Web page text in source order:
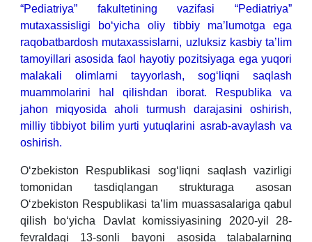
“Pediatriya” fakultetining vazifasi “Pediatriya”
mutaxassisligi boʻyicha oliy tibbiy maʼlumotga ega
raqobatbardosh mutaxassislarni, uzluksiz kasbiy taʼlim
tamoyillari asosida faol hayotiy pozitsiyaga ega yuqori
malakali olimlarni tayyorlash, sogʻliqni saqlash
muammolarini hal qilishdan iborat. Respublika va
jahon miqyosida aholi turmush darajasini oshirish,
milliy tibbiyot bilim yurti yutuqlarini asrab-avaylash va
oshirish.
O‘zbekiston Respublikasi sog‘liqni saqlash vazirligi
tomonidan tasdiqlangan strukturaga asosan
O‘zbekiston Respublikasi ta’lim muassasalariga qabul
qilish bo‘yicha Davlat komissiyasining 2020-yil 28-
fevraldagi 13-sonli bayoni asosida talabalarning